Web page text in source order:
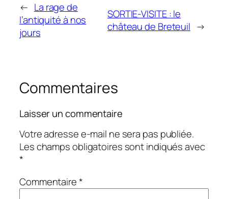
← La rage de
l’antiquité à nos
jours
SORTIE-VISITE : le
château de Breteuil →
Commentaires
Laisser un commentaire
Votre adresse e-mail ne sera pas publiée.
Les champs obligatoires sont indiqués avec
*
Commentaire*